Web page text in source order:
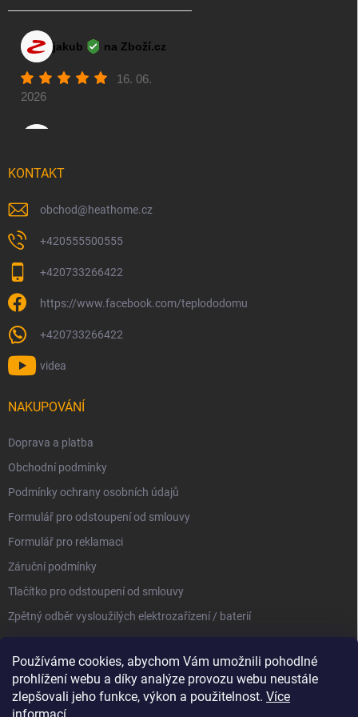
Používáme cookies, abychom Vám umožnili pohodlné
prohlížení webu a díky analýze provozu webu neustále
zlepšovali jeho funkce, výkon a použitelnost. Více
KONTAKT
obchod@heathome.cz
+420555500555
+420733266422
https://www.facebook.com/teplododomu
+420733266422
videa
NAKUPOVÁNÍ
Doprava a platba
Obchodní podmínky
Podmínky ochrany osobních údajů
Formulář pro odstoupení od smlouvy
Formulář pro reklamaci
Záruční podmínky
Tlačítko pro odstoupení od smlouvy
Zpětný odběr vysloužilých elektrozařízení / baterií